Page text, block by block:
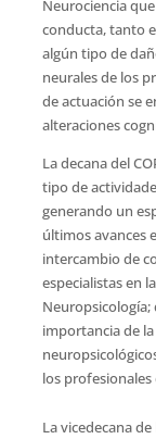
Neurociencia
conducta, tanto
algún tipo de
neurales de los
de actuación se
alteraciones
La decana del
tipo de
generando un
últimos avances
intercambio de
especialistas en
Neuropsicología;
importancia de
los
La vicedecana